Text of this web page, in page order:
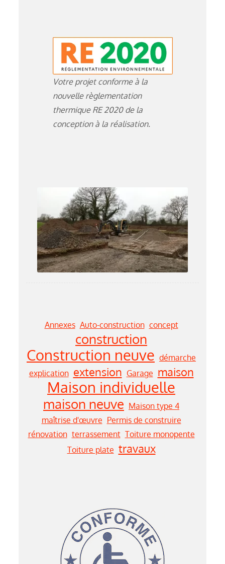
Votre projet conforme à la
nouvelle règlementation
thermique RE 2020 de la
conception à la réalisation.
Annexes Auto-construction concept
construction
Construction neuve démarche
explication extension Garage maison
Maison individuelle
maison neuve Maison type 4
maîtrise d'œuvre Permis de construire
rénovation terrassement Toiture monopente
Toiture plate travaux